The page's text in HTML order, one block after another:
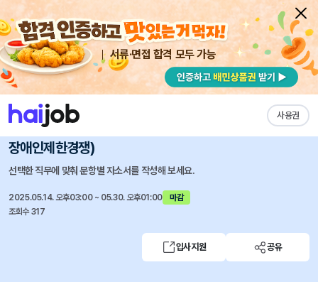
서류·면접 합격 모두 가능
사용권
채용공고 자소서 자유항목 자소서 내 작성목록
신용보증재단중앙회
2025년 청년인턴(체험형) 채용 (일반 및
장애인제한경쟁)
선택한 직무에 맞춰 문항별 자소서를 작성해 보세요.
2025.05.14. 오후03:00 ~ 05.30. 오후01:00
마감
조회수 317
입사지원 공유